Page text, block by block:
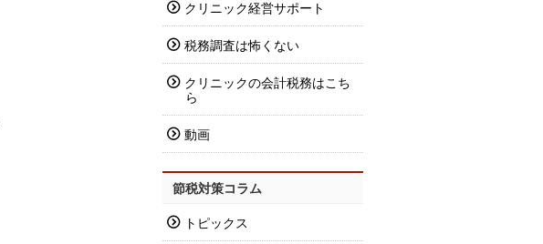
クリニック経営サポート
税務調査は怖くない
クリニックの会計税務はこち
ら
動画
節税対策コラム
トピックス